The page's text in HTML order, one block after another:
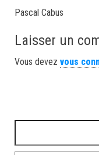
Pascal Cabus
Laisser un
Vous devez vous